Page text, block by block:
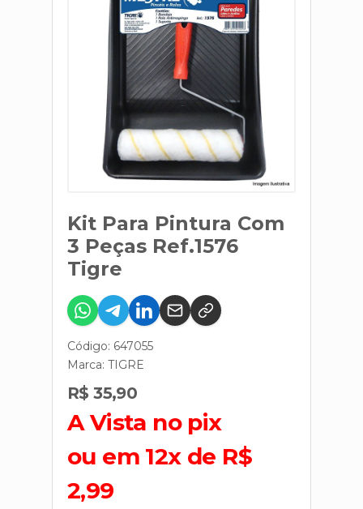
Kit Para Pintura Com
3 Peças Ref.1576
Tigre
Código: 647055
Marca: TIGRE
R$ 35,90
A Vista no pix
ou em 12x de R$
2,99